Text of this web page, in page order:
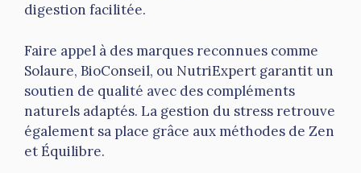
digestion facilitée.
Faire appel à des marques reconnues comme
Solaure, BioConseil, ou NutriExpert garantit un
soutien de qualité avec des compléments
naturels adaptés. La gestion du stress retrouve
également sa place grâce aux méthodes de Zen
et Équilibre.